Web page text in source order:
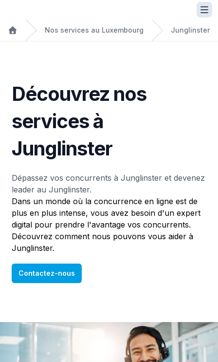
Nos services au Luxembourg Junglinster
Découvrez nos
services à
Junglinster
Dépassez vos concurrents à Junglinster et devenez
leader au Junglinster.
Dans un monde où la concurrence en ligne est de
plus en plus intense, vous avez besoin d'un expert
digital pour prendre l'avantage vos concurrents.
Découvrez comment nous pouvons vous aider à
Junglinster.
Contactez-nous